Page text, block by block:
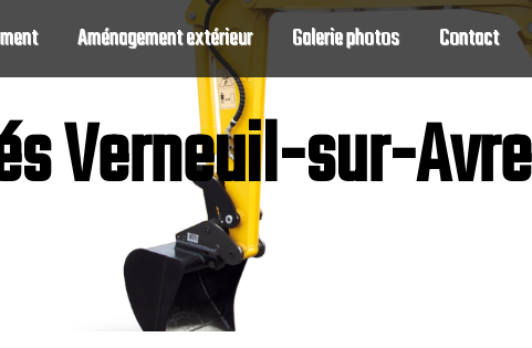
Aménagement extérieur Galerie photos Contact
Verneuil-sur-Avre